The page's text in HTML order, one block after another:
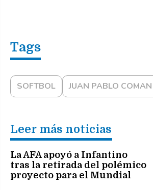
SOFTBOL JUAN PABLO COMAN
Leer más noticias
La AFA apoyó a Infantino
tras la retirada del polémico
proyecto para el Mundial